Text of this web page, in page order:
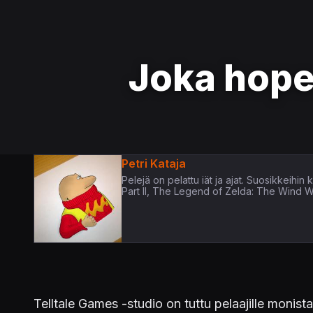
Joka
Petri Kataja
Pelejä on pelattu iät ja ajat. Suosikkeihin
Part II, The Legend of Zelda: The Wind
Telltale Games -studio on tuttu pelaajille